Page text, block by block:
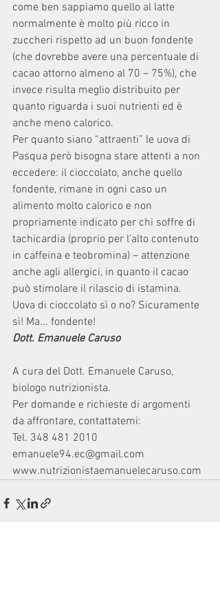
come ben sappiamo quello al latte
normalmente è molto più ricco in
zuccheri rispetto ad un buon fondente
(che dovrebbe avere una percentuale di
cacao attorno almeno al 70 – 75%), che
invece risulta meglio distribuito per
quanto riguarda i suoi nutrienti ed è
anche meno calorico.
Per quanto siano “attraenti” le uova di
Pasqua però bisogna stare attenti a non
eccedere: il cioccolato, anche quello
fondente, rimane in ogni caso un
alimento molto calorico e non
propriamente indicato per chi soffre di
tachicardia (proprio per l'alto contenuto
in caffeina e teobromina) – attenzione
anche agli allergici, in quanto il cacao
può stimolare il rilascio di istamina.
Uova di cioccolato sì o no? Sicuramente
sì! Ma... fondente!
Dott. Emanuele Caruso
A cura del Dott. Emanuele Caruso,
biologo nutrizionista.
Per domande e richieste di argomenti
da affrontare, contattatemi:
Tel. 348 481 2010
emanuele94.ec@gmail.com
www.nutrizionistaemanuelecaruso.com